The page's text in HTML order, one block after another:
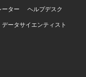
ーター
ヘルプデスク
データサイエンティスト